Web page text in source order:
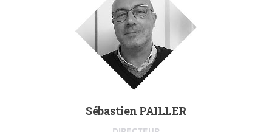
Sébastien PAILLER